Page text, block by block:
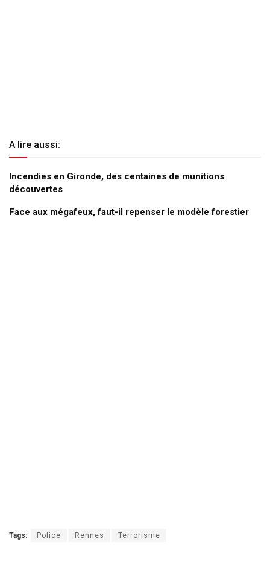
A lire aussi:
Incendies en Gironde, des centaines de munitions
découvertes
Face aux mégafeux, faut-il repenser le modèle forestier
Tags: Police Rennes Terrorisme